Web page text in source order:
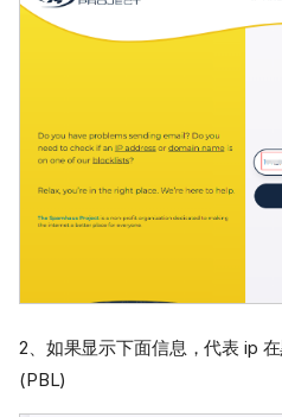
2、如果显示下面信息，代表 ip
(PBL)